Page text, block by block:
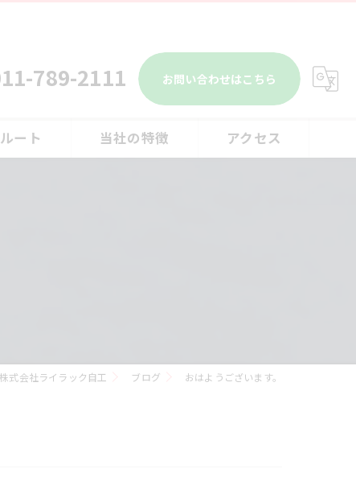
789-2111 お問い合わせはこちら
ート 当社の特徴 アクセス
式会社ライラック自工 ブログ おはようございます。